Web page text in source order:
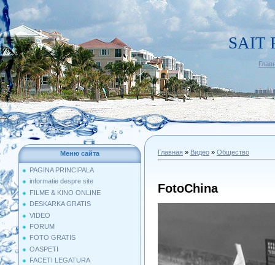
SAIT
Меню сайта
PAGINA PRINCIPALA
informatie despre site
FILME & KINO ONLINE
DESKARKA GRATIS
VIDEO
FORUM
FOTO GRATIS
OASPETI
FACETI LEGATURA
Главная » Видео » Общество
FotoChina